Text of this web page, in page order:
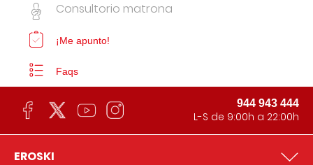
Consultorio matrona
¡Me apunto!
Faqs
944 943 444
L-S de 9:00h a 22:00h
EROSKI